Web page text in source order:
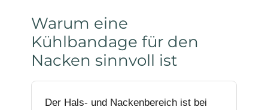
Warum eine
Kühlbandage für den
Nacken sinnvoll ist
Der Hals- und Nackenbereich ist bei